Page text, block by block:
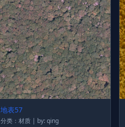
地表57
分类：材质 | by: qing